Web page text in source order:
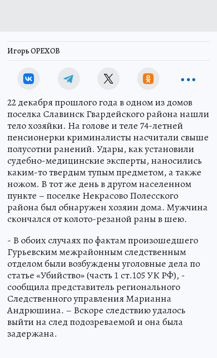
Игорь ОРЕХОВ
22 декабря прошлого года в одном из домов
поселка Славинск Гвардейского района нашли
тело хозяйки. На голове и теле 74-летней
пенсионерки криминалисты насчитали свыше
полусотни ранений. Удары, как установили
судебно-медицинские эксперты, наносились
каким-то твердым тупым предметом, а также
ножом. В тот же день в другом населенном
пункте – поселке Некрасово Полесского
района был обнаружен хозяин дома. Мужчина
скончался от колото-резаной раны в шею.
- В обоих случаях по фактам произошедшего
Гурьевским межрайонным следственным
отделом были возбуждены уголовные дела по
статье «Убийство» (часть 1 ст.105 УК РФ), -
сообщила представитель регионального
Следственного управления Марианна
Андрюшина. – Вскоре следствию удалось
выйти на след подозреваемой и она была
задержана.